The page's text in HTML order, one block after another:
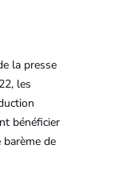
la presse
les
bénéficier
barème de